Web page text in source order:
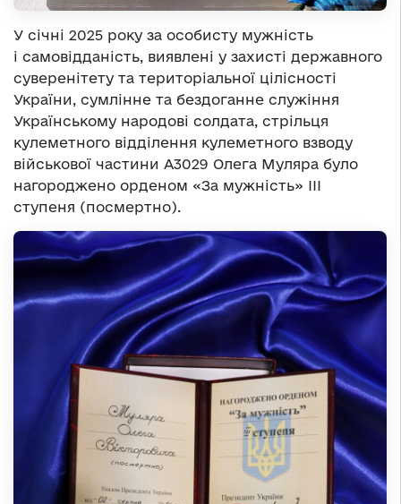
У січні 2025 року за особисту мужність
і самовідданість, виявлені у захисті державного
суверенітету та територіальної цілісності
України, сумлінне та бездоганне служіння
Українському народові солдата, стрільця
кулеметного відділення кулеметного взводу
військової частини А3029 Олега Муляра було
нагороджено орденом «За мужність» ІІІ
ступеня (посмертно).